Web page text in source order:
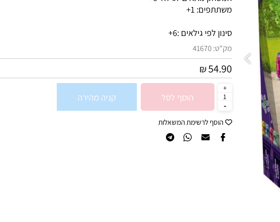
המשחק מתאים לגילאי 6+
סינון לפי גילאים :
מק"ט:41670
₪54.90
הוסף לסל קניה מהירה
הוסף לרשימת המשאלות